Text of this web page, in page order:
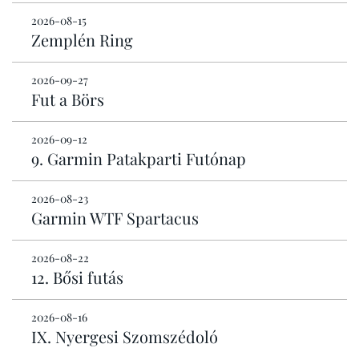
2026-08-15
Zemplén Ring
2026-09-27
Fut a Börs
2026-09-12
9. Garmin Patakparti Futónap
2026-08-23
Garmin WTF Spartacus
2026-08-22
12. Bősi futás
2026-08-16
IX. Nyergesi Szomszédoló